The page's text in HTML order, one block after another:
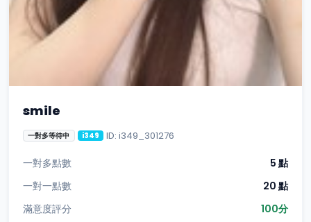
smile
一對多等待中 i349 ID: i349_301276
一對多點數
5 點
一對一點數
20 點
滿意度評分
100分